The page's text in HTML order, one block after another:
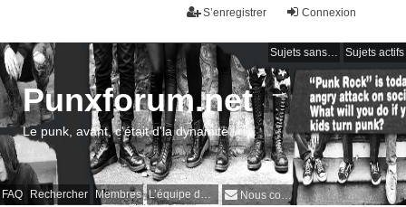
Connexion
S’enregistrer
Sujets sans réponse Sujets actifs
FAQ Rechercher Membres L’équipe du forum Nous contacter
Punxforum.net
Le punk, avant, c'était d'la dynamite !